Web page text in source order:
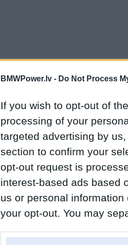
BMWPower.lv - Do Not Process
If you wish to opt-out of
processing of your
targeted advertising by
section to confirm your
opt-out request is
interest-based ads based
us or personal
your opt-out. You may